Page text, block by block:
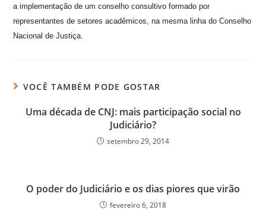
a implementação de um conselho consultivo formado por
representantes de setores acadêmicos, na mesma linha do Conselho
Nacional de Justiça.
VOCÊ TAMBÉM PODE GOSTAR
Uma década de CNJ: mais participação social no
Judiciário?
setembro 29, 2014
O poder do Judiciário e os dias piores que virão
fevereiro 6, 2018